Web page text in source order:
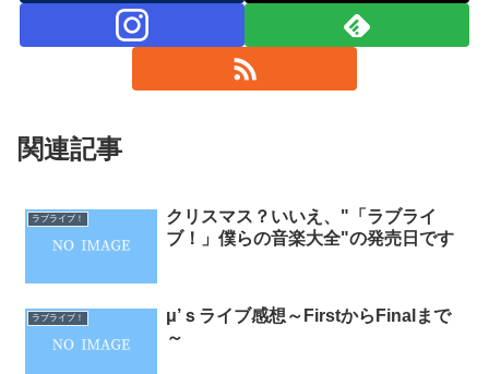
関連記事
ラブライブ！
クリスマス？いいえ、"「ラブライ
ブ！」僕らの音楽大全"の発売日です
ラブライブ！
μ’ｓライブ感想～FirstからFinalまで
～